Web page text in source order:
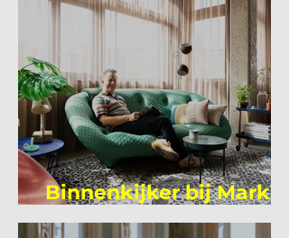
Binnenkijker bij Mark
Mutsaers